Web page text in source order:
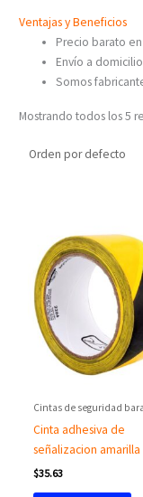
Ventajas y Beneficios
Precio barato
Envío a
Somos
Mostrando todos los 5
Cintas de seguridad
Cinta adhesiva de
señalizacion amarilla
$35.63